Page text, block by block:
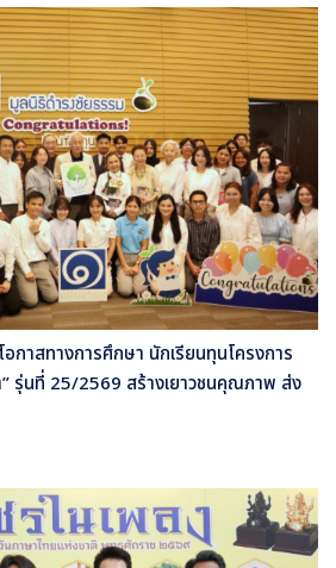
กาสทางการศึกษา นักเรียนทุนโครงการ
รุ่นที่ 25/2569 สร้างเยาวชนคุณภาพ ส่ง